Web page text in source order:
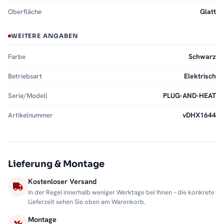
Oberfläche Glatt
WEITERE ANGABEN
Farbe Schwarz
Betriebsart Elektrisch
Serie/Modell PLUG-AND-HEAT
Artikelnummer vDHX1644
Lieferung & Montage
Kostenloser Versand
In der Regel innerhalb weniger Werktage bei Ihnen – die konkrete
Lieferzeit sehen Sie oben am Warenkorb.
Montage